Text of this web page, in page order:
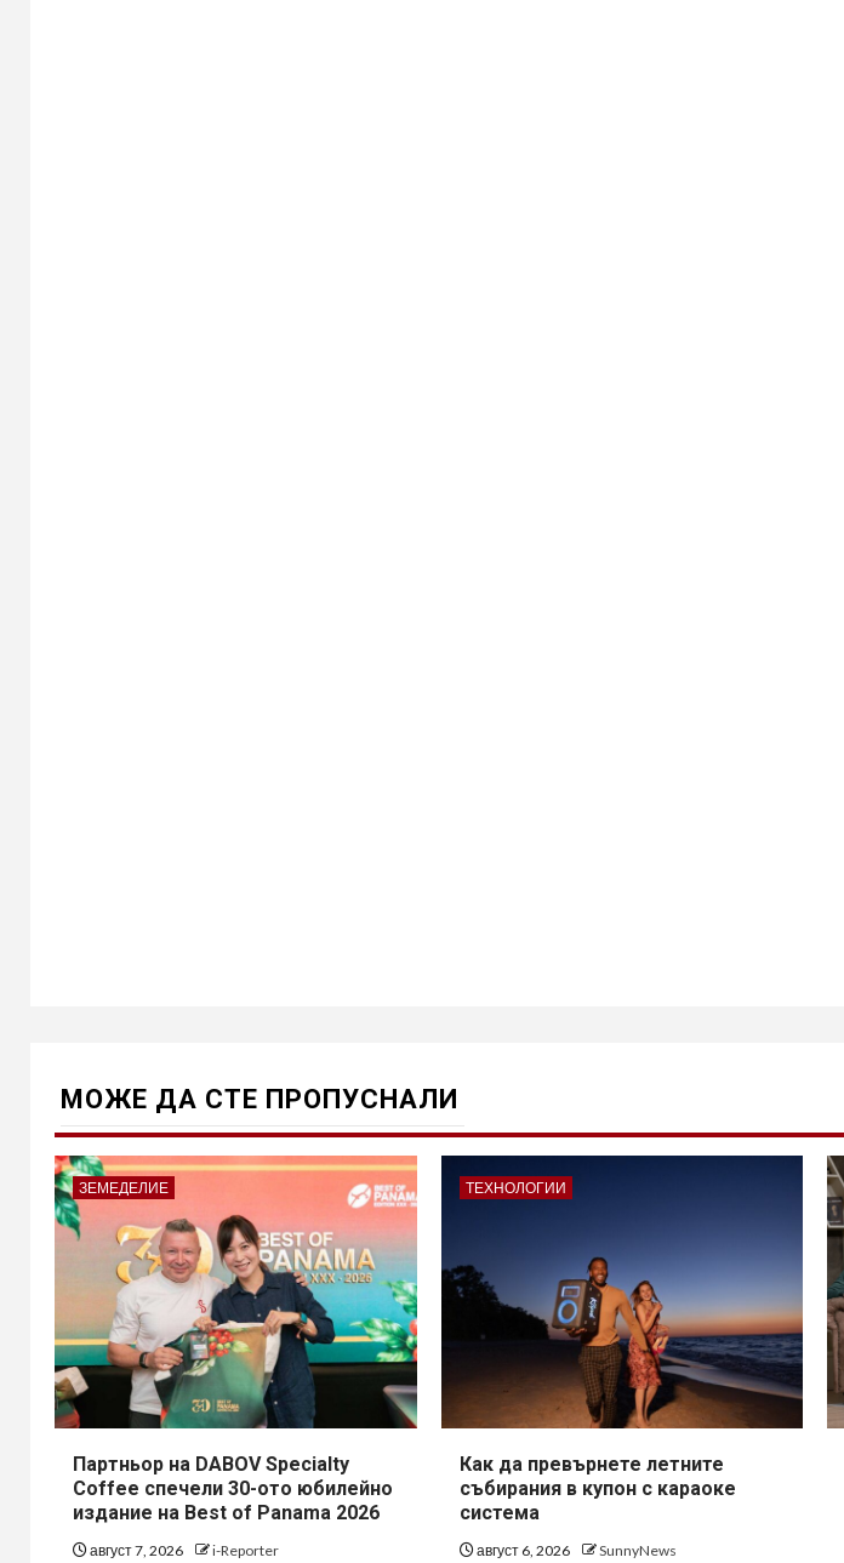
МОЖE ДА СТЕ ПРОПУСНАЛИ
ЗЕМЕДЕЛИЕ
Партньор на DABOV Specialty
Coffee спечели 30-ото юбилейно
издание на Best of Panama 2026
август 7, 2026 i-Reporter
ТЕХНОЛОГИИ
Как да превърнете летните
събирания в купон с караоке
система
август 6, 2026 SunnyNews